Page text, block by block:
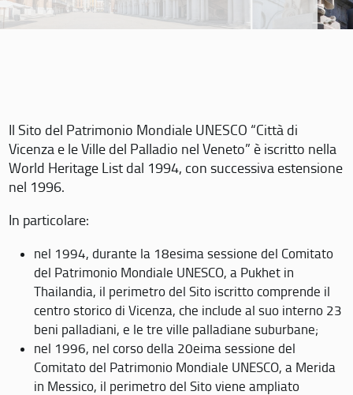
Il Sito del Patrimonio Mondiale UNESCO “Città di
Vicenza e le Ville del Palladio nel Veneto” è iscritto nella
World Heritage List dal 1994, con successiva estensione
nel 1996.
In particolare:
nel 1994, durante la 18esima sessione del Comitato
del Patrimonio Mondiale UNESCO, a Pukhet in
Thailandia, il perimetro del Sito iscritto comprende il
centro storico di Vicenza, che include al suo interno 23
beni palladiani, e le tre ville palladiane suburbane;
nel 1996, nel corso della 20eima sessione del
Comitato del Patrimonio Mondiale UNESCO, a Merida
in Messico, il perimetro del Sito viene ampliato